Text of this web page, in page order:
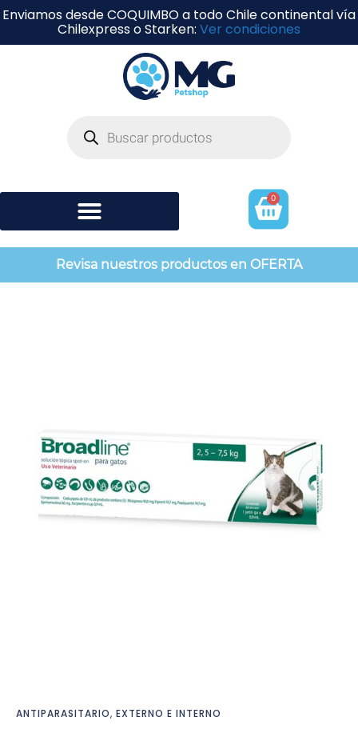
Enviamos desde COQUIMBO a todo Chile continental vía
Chilexpress o Starken: Ver condiciones
0
Revisa nuestros productos en OFERTA
ANTIPARASITARIO, EXTERNO E INTERNO